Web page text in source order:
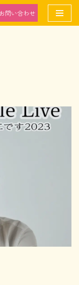
問い合わせ